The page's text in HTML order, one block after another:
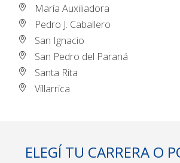
María Auxiliadora
Pedro J. Caballero
San Ignacio
San Pedro del Paraná
Santa Rita
Villarrica
ELEGÍ TU CARRERA O